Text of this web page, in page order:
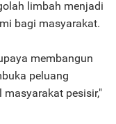
limbah menjadi
bagi masyarakat.
membangun
peluang
pesisir,"